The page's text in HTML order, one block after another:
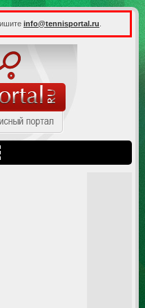
info@tennisportal.ru